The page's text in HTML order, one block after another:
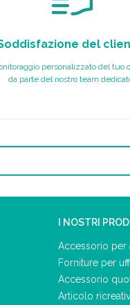
del
personalizzato del tuo
da parte del nostro team
I NOSTRI
Accessorio per
Forniture per
Accessorio
Articolo